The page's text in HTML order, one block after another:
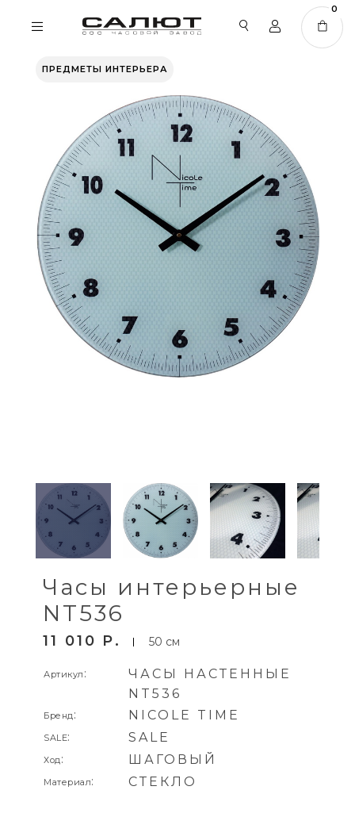
0
ПРЕДМЕТЫ ИНТЕРЬЕРА
Часы интерьерные
NT536
50 см
11 010 P
Артикул :
ЧАСЫ НАСТЕННЫЕ
NT536
Бренд : NICOLE TIME
SALE: SALE
Ход : ШАГОВЫЙ
Материал: СТЕКЛО